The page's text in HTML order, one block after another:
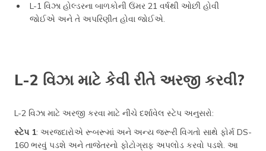
L-1 વિઝા હોલ્ડરના બાળકોની ઉંમર 21 વર્ષથી ઓછી હોવી
જોઈએ અને તે અપરિણીત હોવા જોઈએ.
L-2 વિઝા માટે કેવી રીતે અરજી કરવી?
L-2 વિઝા માટે અરજી કરવા માટે નીચે દર્શાવેલ સ્ટેપ અનુસરો:
સ્ટેપ 1: અરજદારોએ રૂબરૂમાં અને અન્ય જરૂરી વિગતો સાથે ફોર્મ DS-
160 ભરવું પડશે અને તાજેતરનો ફોટોગ્રાફ અપલોડ કરવો પડશે. આ